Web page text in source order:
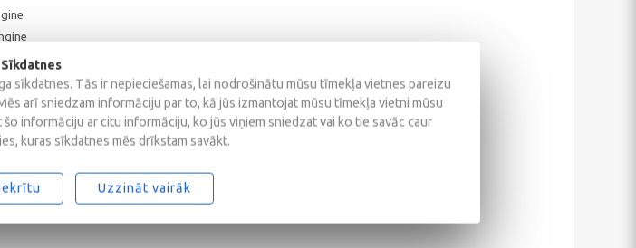
Sīkdatnes
sīkdatnes. Tās ir nepieciešamas, lai nodrošinātu mūsu tīmekļa vietnes pareizu
arī sniedzam informāciju par to, kā jūs izmantojat mūsu tīmekļa vietni mūsu
informāciju ar citu informāciju, ko jūs viņiem sniedzat vai ko tie savāc caur
kuras sīkdatnes mēs drīkstam savākt.
Uzzināt vairāk